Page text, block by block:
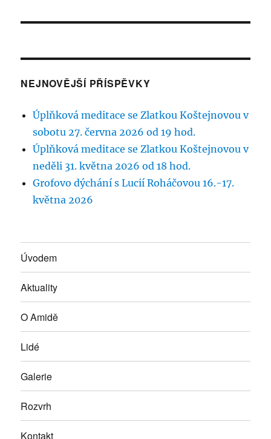
NEJNOVĚJŠÍ PŘÍSPĚVKY
Úplňková meditace se Zlatkou Koštejnovou v
sobotu 27. června 2026 od 19 hod.
Úplňková meditace se Zlatkou Koštejnovou v
neděli 31. května 2026 od 18 hod.
Grofovo dýchání s Lucií Roháčovou 16.-17.
května 2026
Úvodem
Aktuality
O Amidě
Lidé
Galerie
Rozvrh
Kontakt